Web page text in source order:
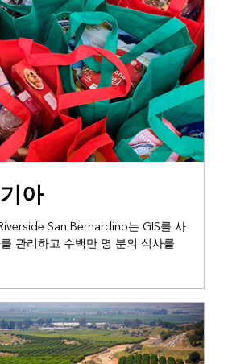
아
San Bernardino는 GIS를 사
관리하고 수백만 명 분의 식사를